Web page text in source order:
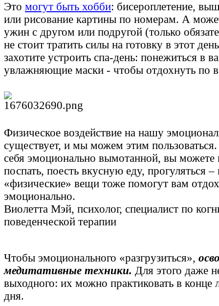
Это могут быть хобби: бисероплетение,
или рисование картины по номерам. А
ужин с другом или подругой (только
не стоит тратить силы на готовку в этот
захотите устроить спа-день: понежиться в
увлажняющие маски - чтобы отдохнуть по
Физическое воздействие на нашу
существует, и мы можем этим пользоваться.
себя эмоционально вымотанной, вы можете
поспать, поесть вкусную еду, прогуляться –
«физические» вещи тоже помогут вам
эмоционально.
Виолетта Мэй, психолог, специалист по
поведенческой терапии
Чтобы эмоционального «разгрузиться»,
медитативные техники. Для этого даже
выходного: их можно практиковать в конце
дня.